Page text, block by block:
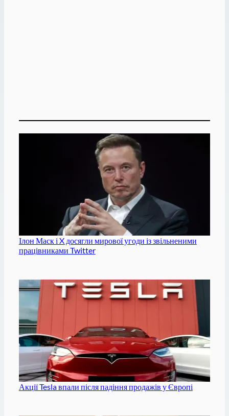
Ілон Маск і X досягли мирової угоди із звільненими
працівниками Twitter
Акції Tesla впали після падіння продажів у Європі